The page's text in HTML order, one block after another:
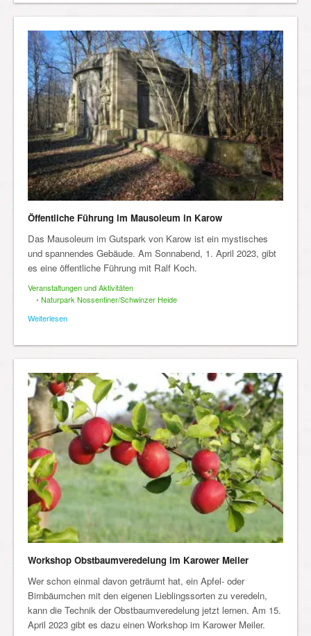
Öffentliche Führung im Mausoleum in Karow
Das Mausoleum im Gutspark von Karow ist ein mystisches
und spannendes Gebäude. Am Sonnabend, 1. April 2023, gibt
es eine öffentliche Führung mit Ralf Koch.
Veranstaltungen und Aktivitäten
• Naturpark Nossentiner/Schwinzer Heide
Weiterlesen
Workshop Obstbaumveredelung im Karower Meiler
Wer schon einmal davon geträumt hat, ein Apfel- oder
Birnbäumchen mit den eigenen Lieblingssorten zu veredeln,
kann die Technik der Obstbaumveredelung jetzt lernen. Am 15.
April 2023 gibt es dazu einen Workshop im Karower Meiler.